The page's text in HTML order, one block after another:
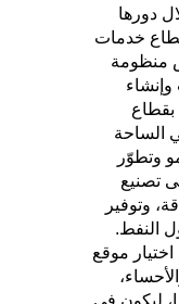
دورها
خدمات
منظومة
الساحة
وتطوّر
تصنيع
وتوفير
النفط.
اختيار موقع
مربعا، ليكون في